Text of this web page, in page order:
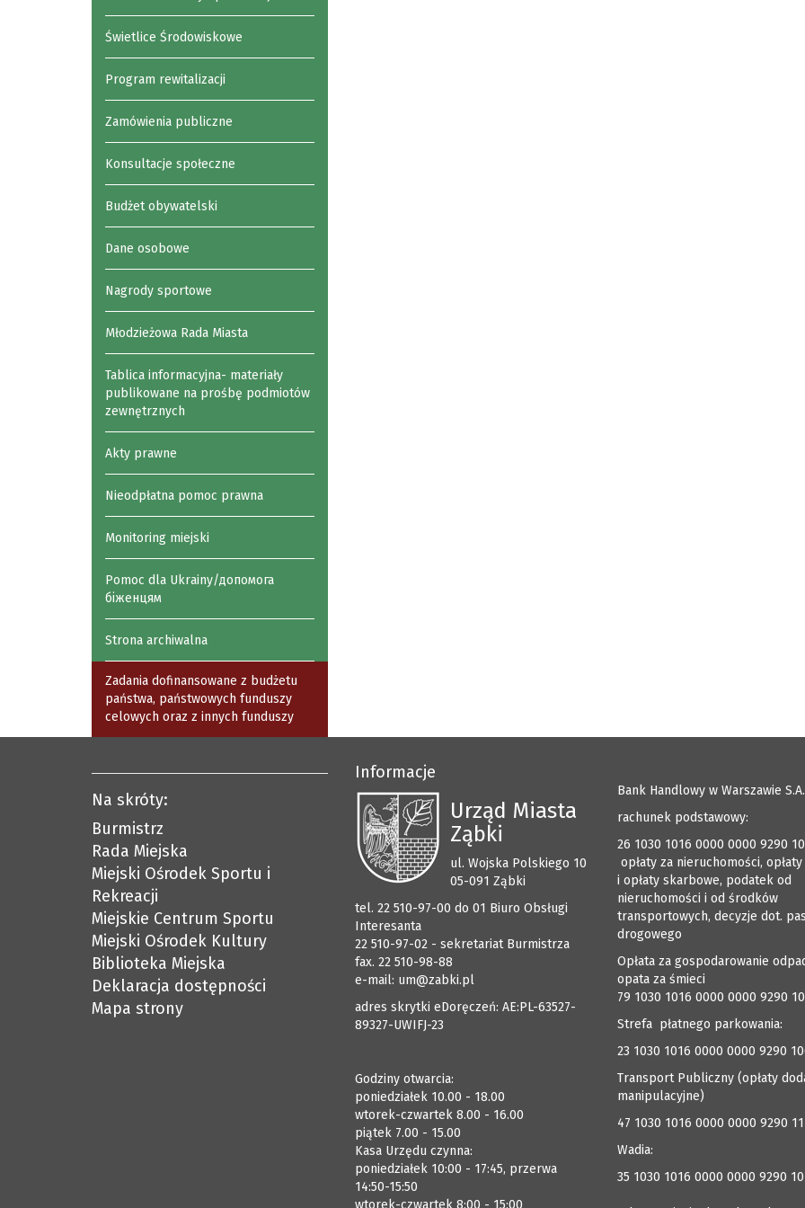
Świetlice Środowiskowe
Program rewitalizacji
Zamówienia publiczne
Konsultacje społeczne
Budżet obywatelski
Dane osobowe
Nagrody sportowe
Młodzieżowa Rada Miasta
Tablica informacyjna- materiały
publikowane na prośbę podmiotów
zewnętrznych
Akty prawne
Nieodpłatna pomoc prawna
Monitoring miejski
Pomoc dla Ukrainy/допомога
біженцям
Strona archiwalna
Zadania dofinansowane z budżetu
państwa, państwowych funduszy
celowych oraz z innych funduszy
Na skróty:
Burmistrz
Rada Miejska
Miejski Ośrodek Sportu i
Rekreacji
Miejskie Centrum Sportu
Miejski Ośrodek Kultury
Biblioteka Miejska
Deklaracja dostępności
Mapa strony
Informacje
Urząd Miasta
Ząbki
ul. Wojska Polskiego 10
05-091 Ząbki
tel. 22 510-97-00 do 01 Biuro Obsługi
Interesanta
22 510-97-02 - sekretariat Burmistrza
fax. 22 510-98-88
e-mail: um@zabki.pl
adres skrytki eDoręczeń: AE:PL-63527-
89327-UWIFJ-23
Godziny otwarcia:
poniedziałek 10.00 - 18.00
wtorek-czwartek 8.00 - 16.00
piątek 7.00 - 15.00
Kasa Urzędu czynna:
poniedziałek 10:00 - 17:45, przerwa
14:50-15:50
wtorek-czwartek 8:00 - 15:00
Bank Handlowy w Warszawie S.A.
rachunek podstawowy:
26 1030 1016 0000 0000 9290
opłaty za nieruchomości,
i opłaty skarbowe, podatek od
nieruchomości i od środków
transportowych, decyzje dot.
drogowego
Opłata za gospodarowanie
opata za śmieci
79 1030 1016 0000 0000 9290
Strefa płatnego parkowania:
23 1030 1016 0000 0000 9290
Transport Publiczny (opłaty
manipulacyjne)
47 1030 1016 0000 0000 9290
Wadia:
35 1030 1016 0000 0000 9290